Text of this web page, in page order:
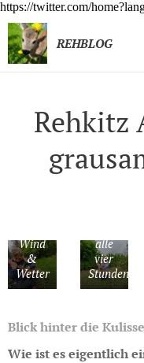
https://twitter.com/
REHBLOG
Rehkitz
Wind
&
Wetter
alle
vier
Stunden...
Blick hinter die
Wie ist es eigentlich